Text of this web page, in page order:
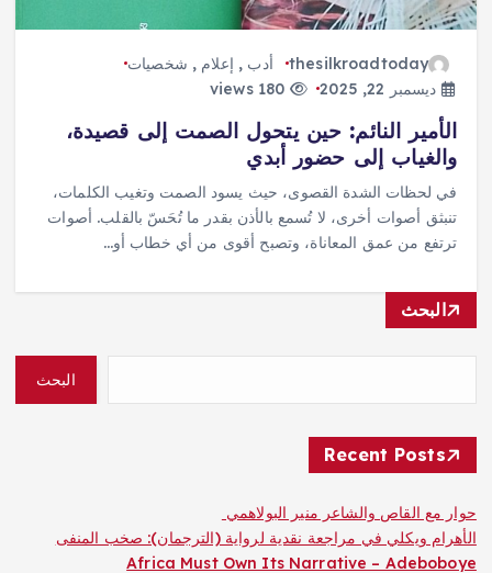
thesilkroadtoday أدب , إعلام , شخصيات
ديسمبر 22, 2025
الأمير النائم: حين يتحول الصمت إلى قصيدة،
والغياب إلى حضور أبدي
في لحظات الشدة القصوى، حيث يسود الصمت وتغيب الكلمات،
تنبثق أصوات أخرى، لا تُسمع بالأذن بقدر ما تُحَسّ بالقلب. أصوات
ترتفع من عمق المعاناة، وتصبح أقوى من أي خطاب أو…
البحث
البحث
Recent Posts
حوار مع القاص والشاعر منير البولاهمي
الأهرام ويكلي في مراجعة نقدية لرواية (الترجمان): صخب المنفى
Africa Must Own Its Narrative – Adeboboye